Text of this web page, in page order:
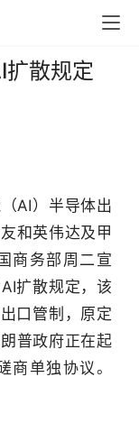
散规定
AI）半导体出
和英伟达及甲
商务部周二宣
扩散规定，该
口管制，原定
普政府正在起
商单独协议。